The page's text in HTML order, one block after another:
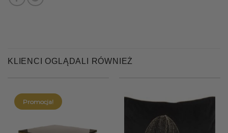
KLIENCI OGLĄDALI RÓWNIEŻ
Promocja!